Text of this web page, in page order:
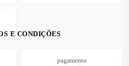
E CONDIÇÕES
pagamento